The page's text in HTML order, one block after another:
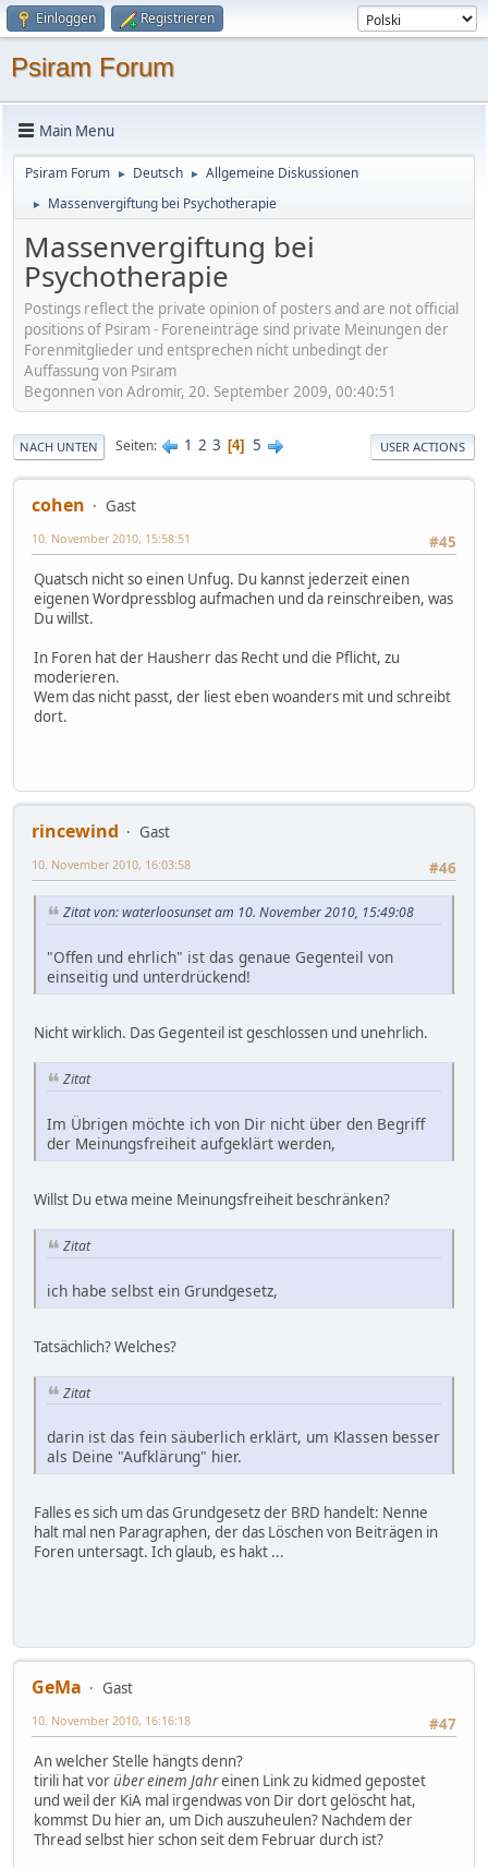
Einloggen Registrieren
Psiram Forum
Main Menu
Psiram Forum ► Deutsch ► Allgemeine Diskussionen
► Massenvergiftung bei Psychotherapie
Massenvergiftung bei
Psychotherapie
Postings reflect the private opinion of posters and are not official
positions of Psiram - Foreneinträge sind private Meinungen der
Forenmitglieder und entsprechen nicht unbedingt der
Auffassung von Psiram
Begonnen von Adromir, 20. September 2009, 00:40:51
NACH UNTEN Seiten 1 2 3 4 5 USER ACTIONS
cohen
Gast
#45
10. November 2010, 15:58:51
Quatsch nicht so einen Unfug. Du kannst jederzeit einen
eigenen Wordpressblog aufmachen und da reinschreiben, was
Du willst.
In Foren hat der Hausherr das Recht und die Pflicht, zu
moderieren.
Wem das nicht passt, der liest eben woanders mit und schreibt
dort.
rincewind
Gast
#46
10. November 2010, 16:03:58
Zitat von: waterloosunset am 10. November 2010, 15:49:08
"Offen und ehrlich" ist das genaue Gegenteil von
einseitig und unterdrückend!
Nicht wirklich. Das Gegenteil ist geschlossen und unehrlich.
Zitat
Im Übrigen möchte ich von Dir nicht über den Begriff
der Meinungsfreiheit aufgeklärt werden,
Willst Du etwa meine Meinungsfreiheit beschränken?
Zitat
ich habe selbst ein Grundgesetz,
Tatsächlich? Welches?
Zitat
darin ist das fein säuberlich erklärt, um Klassen besser
als Deine "Aufklärung" hier.
Falles es sich um das Grundgesetz der BRD handelt: Nenne
halt mal nen Paragraphen, der das Löschen von Beiträgen in
Foren untersagt. Ich glaub, es hakt ...
GeMa
Gast
#47
10. November 2010, 16:16:18
An welcher Stelle hängts denn?
tirili hat vorüber einem Jahreinen Link zu kidmed gepostet
und weil der KiA mal irgendwas von Dir dort gelöscht hat,
kommst Du hier an, um Dich auszuheulen? Nachdem der
Thread selbst hier schon seit dem Februar durch ist?